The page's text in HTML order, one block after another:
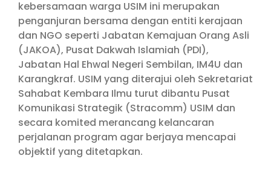
kebersamaan warga USIM ini merupakan
penganjuran bersama dengan entiti kerajaan
dan NGO seperti Jabatan Kemajuan Orang Asli
(JAKOA), Pusat Dakwah Islamiah (PDI),
Jabatan Hal Ehwal Negeri Sembilan, IM4U dan
Karangkraf. USIM yang diterajui oleh Sekretariat
Sahabat Kembara Ilmu turut dibantu Pusat
Komunikasi Strategik (Stracomm) USIM dan
secara komited merancang kelancaran
perjalanan program agar berjaya mencapai
objektif yang ditetapkan.